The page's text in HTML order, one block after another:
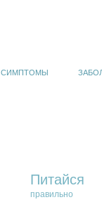
СИМПТОМЫ
Питайся
правильно